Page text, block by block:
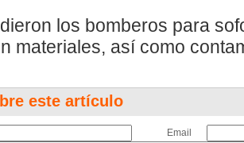
los bomberos para
materiales, así como
este artículo
Email